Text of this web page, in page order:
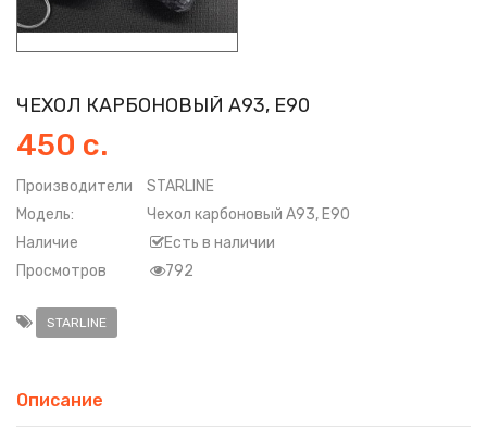
ЧЕХОЛ КАРБОНОВЫЙ А93, Е90
450 с.
Производители
STARLINE
Модель:
Чехол карбоновый А93, Е90
Наличие
Есть в наличии
Просмотров
792
STARLINE
Описание